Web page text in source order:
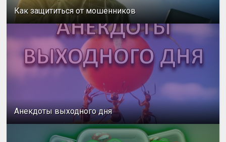
Как защититься от мошенников
Анекдоты выходного дня